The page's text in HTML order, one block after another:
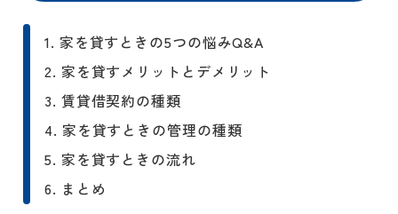
1. 家を貸すときの5つの悩みQ&A
1-1. 住宅ローンが残っている家を貸
すことはできますか？
1-2. 家を貸すとどのような費用や税
金が発生しますか？
家を貸す時に生じる費用
1-3. 借主が壊したものやキズは直し
2. 家を貸すメリットとデメリット
2-1. メリット
2-2. デメリット
3. 賃貸借契約の種類
4. 家を貸すときの管理の種類
5. 家を貸すときの流れ
5-1. 不動産管理会社を探し、持ち家
6. まとめ